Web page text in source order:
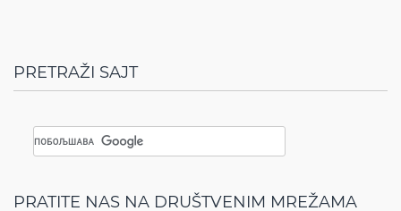
PRETRAŽI SAJT
PRATITE NAS NA DRUŠTVENIM MREŽAMA